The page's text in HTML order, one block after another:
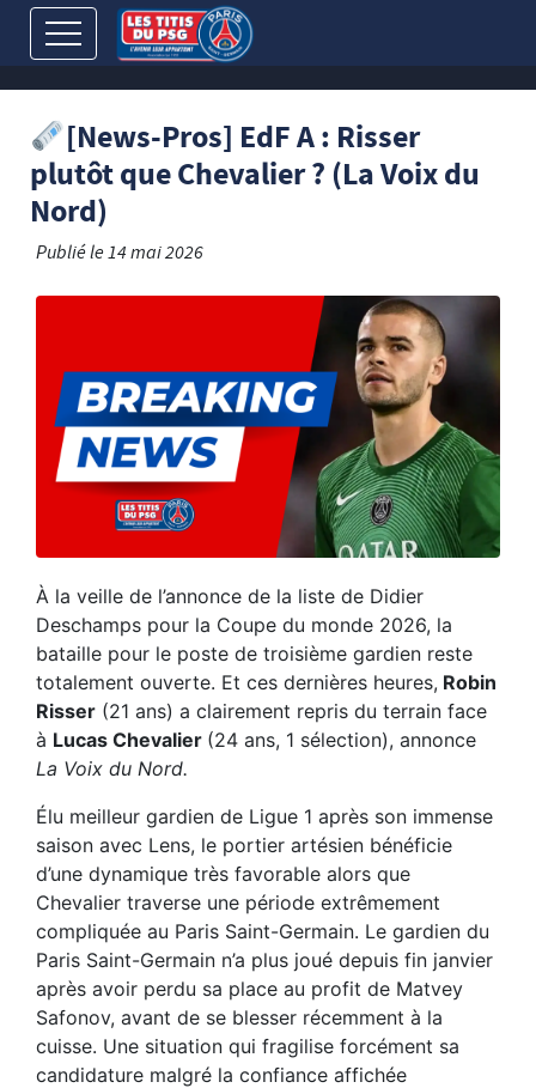
[News-Pros] EdF A : Risser
plutôt que Chevalier ? (La Voix du
Nord)
Publié le14 mai 2026
À la veille de l’annonce de la liste de Didier
Deschamps pour la Coupe du monde 2026, la
bataille pour le poste de troisième gardien reste
totalement ouverte. Et ces dernières heures, Robin
Risser (21 ans) a clairement repris du terrain face
à Lucas Chevalier (24 ans, 1 sélection), annonce
La Voix du Nord.
Élu meilleur gardien de Ligue 1 après son immense
saison avec Lens, le portier artésien bénéficie
d’une dynamique très favorable alors que
Chevalier traverse une période extrêmement
compliquée au Paris Saint-Germain. Le gardien du
Paris Saint-Germain n’a plus joué depuis fin janvier
après avoir perdu sa place au profit de Matvey
Safonov, avant de se blesser récemment à la
cuisse. Une situation qui fragilise forcément sa
candidature malgré la confiance affichée